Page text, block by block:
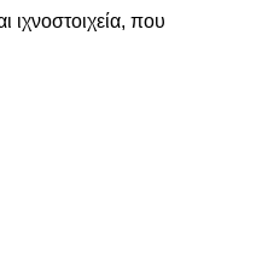
ιχνοστοιχεία, που